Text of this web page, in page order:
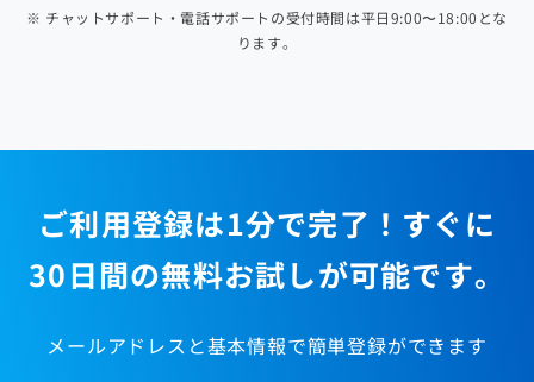
※ チャットサポート・電話サポートの受付時間は平日9:00〜18:00とな
ります。
ご利用登録は1分で完了！すぐに
30日間の無料お試しが可能です。
メールアドレスと基本情報で簡単登録ができます